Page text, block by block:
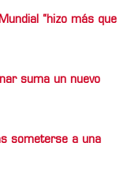
“hizo más que
suma un nuevo
someterse a una